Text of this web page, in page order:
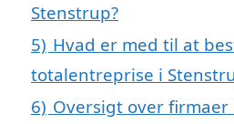
Stenstrup?
5) Hvad er med til at
totalentreprise i
6) Oversigt over